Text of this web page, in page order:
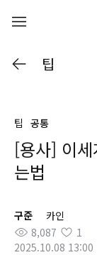
팁
팁 공통
[용사] 이
는법
구준
카인
8,087
1
2025.10.08 13:00